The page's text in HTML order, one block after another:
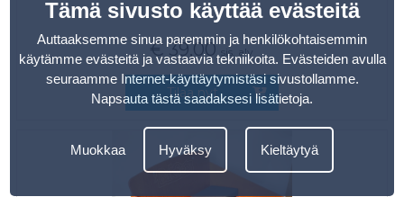
€ 39,00 sis. alv
Tilaa nyt
Tämä sivusto käyttää evästeitä
Auttaaksemme sinua paremmin ja henkilökohtaisemmin
käytämme evästeitä ja vastaavia tekniikoita. Evästeiden avulla
seuraamme Internet-käyttäytymistäsi sivustollamme.
Napsauta tästä saadaksesi lisätietoja.
Muokkaa Hyväksy Kieltäytyä